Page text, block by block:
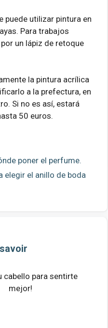
puede utilizar pintura en
Para trabajos
un lápiz de retoque
la pintura acrílica
a la prefectura, en
Si no es así, estará
50 euros.
poner el perfume.
elegir el anillo de boda
cabello para sentirte
mejor!